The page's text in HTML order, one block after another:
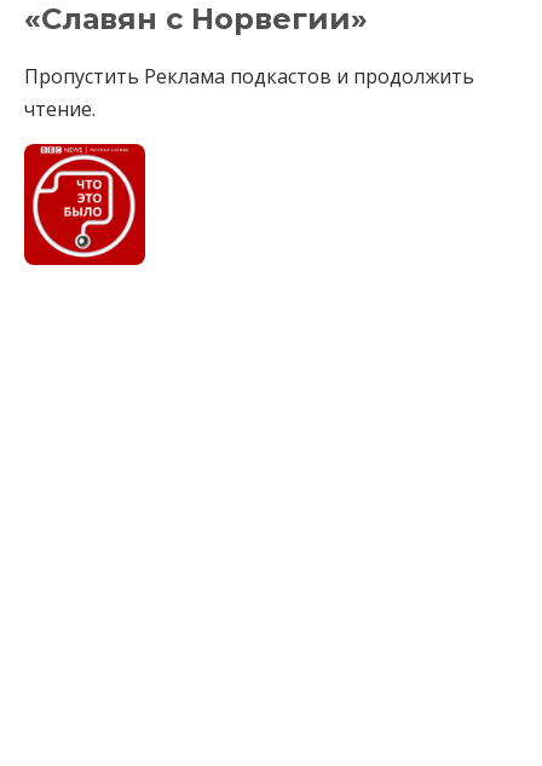
«Славян с Норвегии»
Пропустить Реклама подкастов и продолжить
чтение.